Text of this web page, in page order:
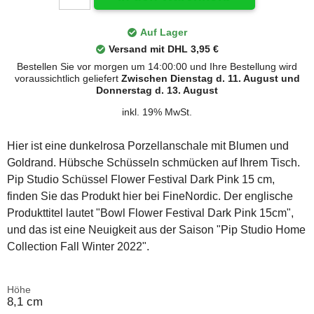
Auf Lager
Versand mit DHL 3,95 €
Bestellen Sie vor morgen um 14:00:00 und Ihre Bestellung wird
voraussichtlich geliefert Zwischen Dienstag d. 11. August und
Donnerstag d. 13. August
inkl. 19% MwSt.
Hier ist eine dunkelrosa Porzellanschale mit Blumen und
Goldrand. Hübsche Schüsseln schmücken auf Ihrem Tisch.
Pip Studio Schüssel Flower Festival Dark Pink 15 cm,
finden Sie das Produkt hier bei FineNordic. Der englische
Produkttitel lautet "Bowl Flower Festival Dark Pink 15cm",
und das ist eine Neuigkeit aus der Saison "Pip Studio Home
Collection Fall Winter 2022".
Höhe
8,1 cm